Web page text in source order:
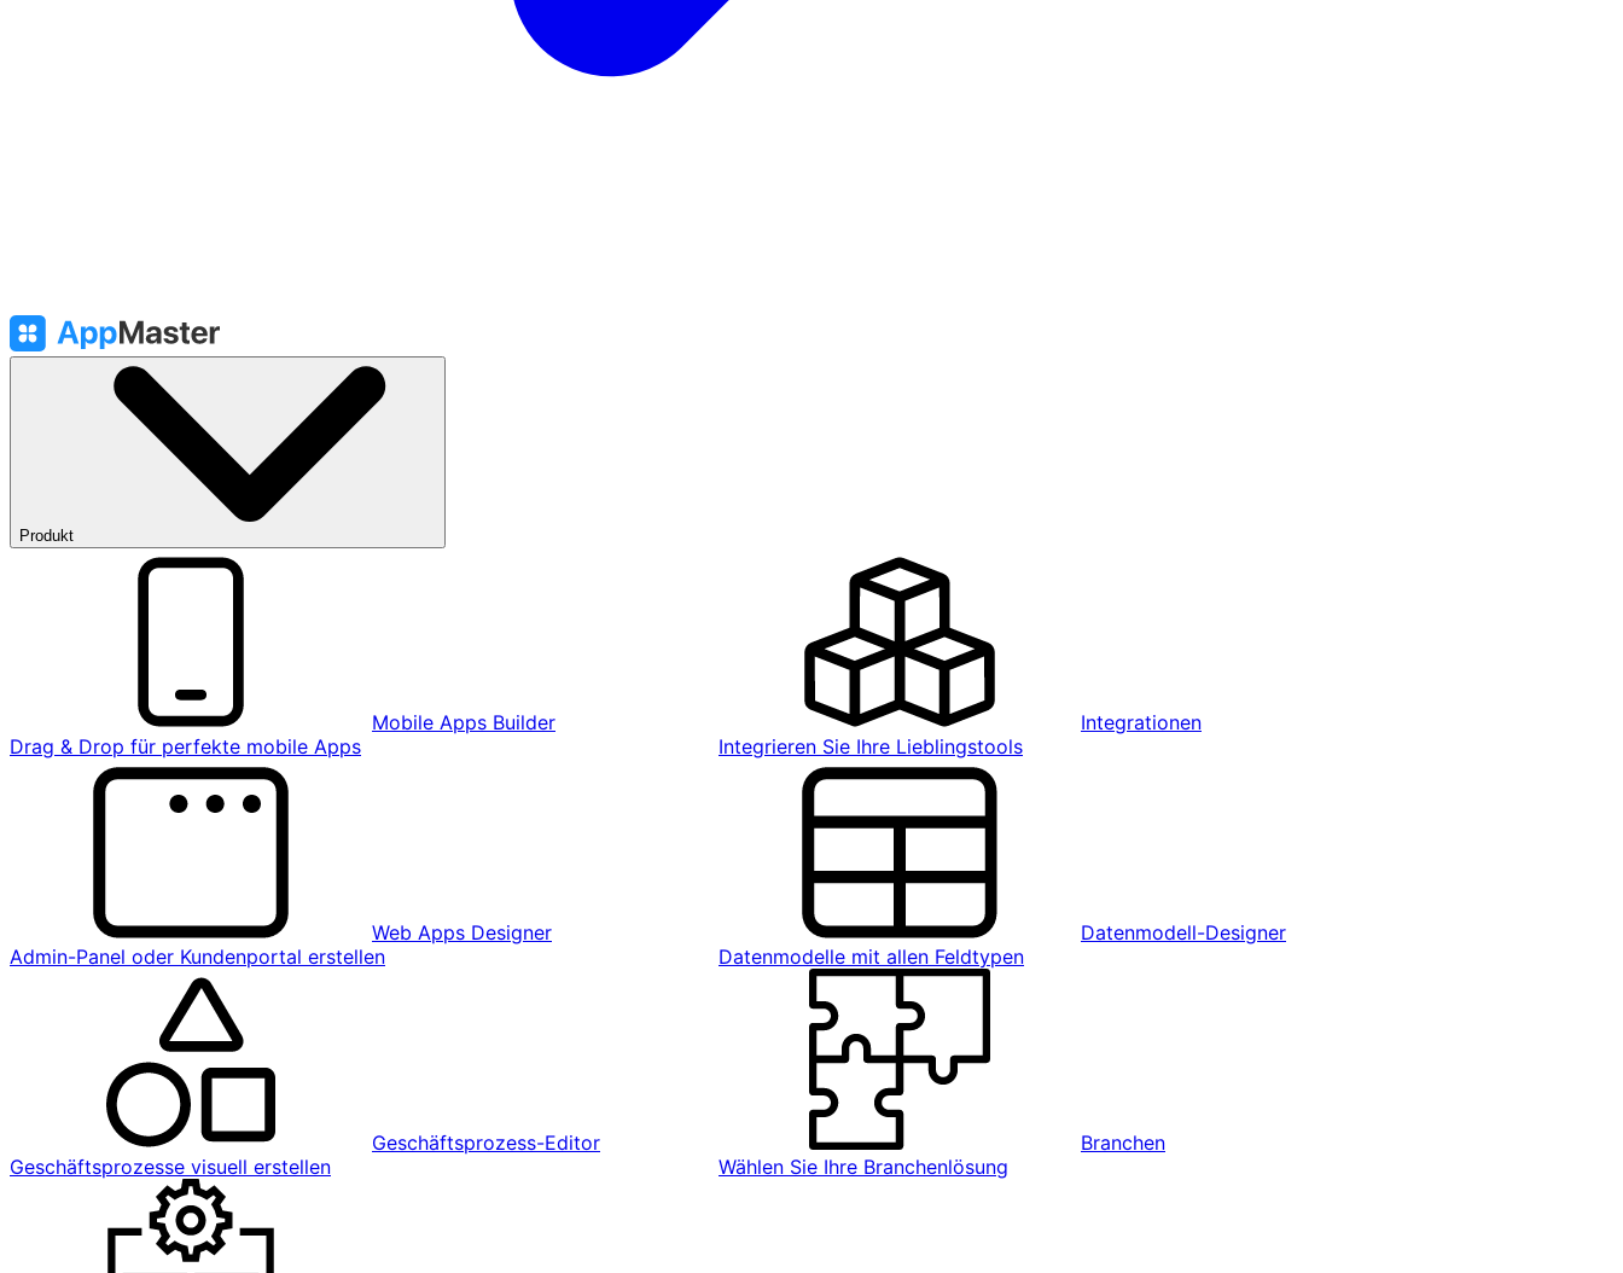
Produkt
Mobile Apps Builder
Drag & Drop für perfekte mobile Apps
Integrationen
Integrieren Sie Ihre Lieblingstools
Web Apps Designer
Admin-Panel oder Kundenportal erstellen
Datenmodell-Designer
Datenmodelle mit allen Feldtypen
Geschäftsprozess-Editor
Geschäftsprozesse visuell erstellen
Branchen
Wählen Sie Ihre Branchenlösung